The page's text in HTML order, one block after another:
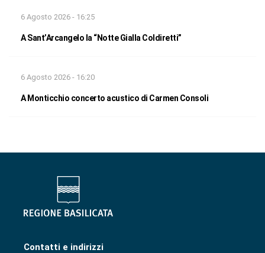
6 Agosto 2026 - 16:25
A Sant’Arcangelo la “Notte Gialla Coldiretti”
6 Agosto 2026 - 16:20
A Monticchio concerto acustico di Carmen Consoli
Contatti e indirizzi